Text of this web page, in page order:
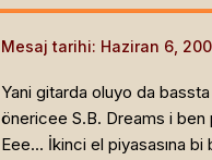
Mesaj tarihi: Haziran 6,
Yani gitarda oluyo da
önericee S.B. Dreams i
Eee... İkinci el piyasasına bi